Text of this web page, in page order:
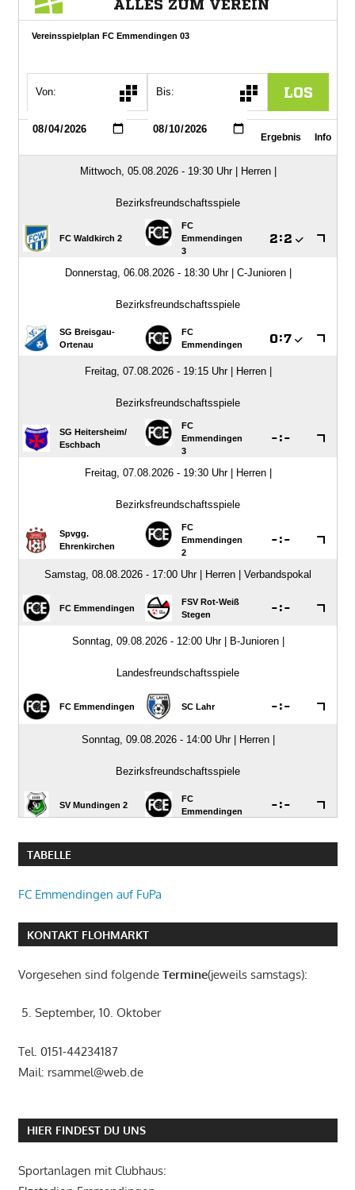
TABELLE
FC Emmendingen auf FuPa
KONTAKT FLOHMARKT
Vorgesehen sind folgende Termine(jeweils samstags):
5. September, 10. Oktober
Tel. 0151-44234187
Mail: rsammel@web.de
HIER FINDEST DU UNS
Sportanlagen mit Clubhaus: